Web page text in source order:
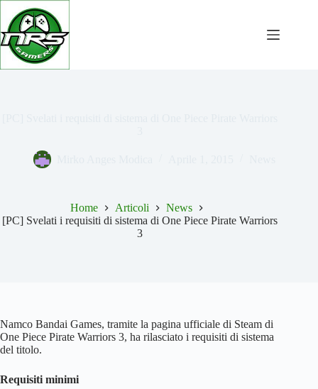
Salta
contenuto
Home Articoli
News
[PC] Svelati i requisiti di sistema di One Piece Pirate Warriors
3
Namco Bandai Games, tramite la pagina ufficiale di Steam di
One Piece Pirate Warriors 3, ha rilasciato i requisiti di sistema
del titolo.
Requisiti minimi